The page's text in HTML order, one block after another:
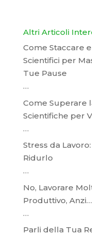
Altri Articoli
Come Staccare
Scientifici per
Tue Pause
…
Come Superare
Scientifiche per
…
Stress da
Ridurlo
…
No, Lavorare
Produttivo, Anzi…
…
Parli della Tua